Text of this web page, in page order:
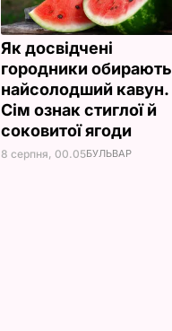
Як досвідчені
городники обирають
найсолодший кавун.
Сім ознак стиглої й
соковитої ягоди
8 серпня, 00.05БУЛЬВАР